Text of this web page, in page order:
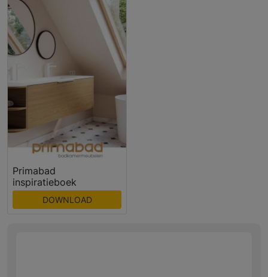
Primabad
inspiratieboek
DOWNLOAD